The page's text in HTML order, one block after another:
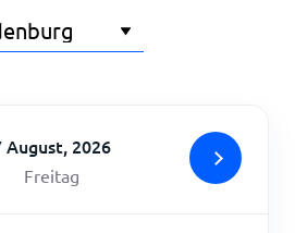
August, 2026
Freitag